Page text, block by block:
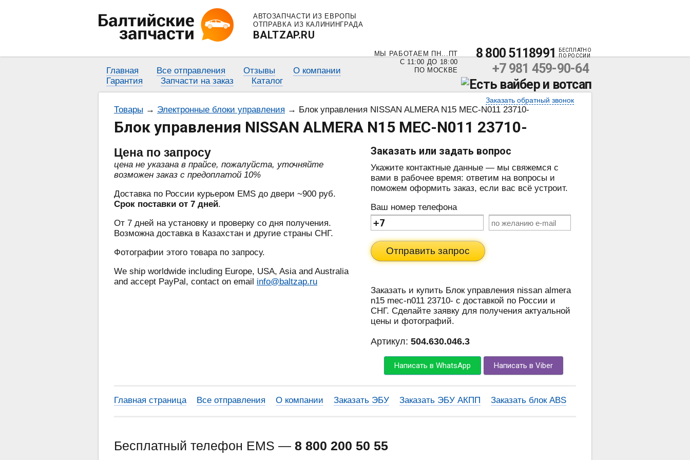
АВТОЗАПЧАСТИ ИЗ ЕВРОПЫ
ОТПРАВКА ИЗ КАЛИНИНГРАДА
BALTZAP.RU
МЫ РАБОТАЕМ ПН...ПТ
С 11:00 ДО 18:00
ПО МОСКВЕ
8 800 5118991
БЕСПЛАТНО
ПО РОССИИ
+7 981 459-90-64
Заказать обратный звонок
Главная Все отправления Отзывы
О компании
Гарантия
Запчасти на заказ Каталог
Товары → Электронные блоки управления → Блок управления NISSAN ALMERA N15 MEC-N011 23710-
Блок управления NISSAN ALMERA N15 MEC-N011 23710-
Цена по запросу
цена не указана в прайсе, пожалуйста, уточняйте
возможен заказ с предоплатой 10%
Доставка по России курьером EMS до двери ~900 руб.
Срок поставки от 7 дней.
От 7 дней на установку и проверку со дня получения.
Возможна доставка в Казахстан и другие страны СНГ.
Фотографии этого товара по запросу.
We ship worldwide including Europe, USA, Asia and Australia
and accept PayPal, contact on email info@baltzap.ru
Заказать или задать вопрос
Укажите контактные данные — мы свяжемся с
вами в рабочее время: ответим на вопросы и
поможем оформить заказ, если вас всё устроит.
Ваш номер телефона
Отправить запрос
Заказать и купить Блок управления nissan almera
n15 mec-n011 23710- с доставкой по России и
СНГ. Сделайте заявку для получения актуальной
цены и фотографий.
Артикул: 504.630.046.3
Написать в WhatsApp Написать в Viber
Главная страница Все отправления О компании Заказать ЭБУ Заказать ЭБУ АКПП Заказать блок ABS
Бесплатный телефон EMS — 8 800 200 50 55